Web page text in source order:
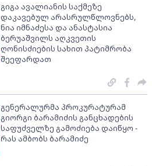
გიგა ავალიანის საქმეზე
დაკავებულ არასრულწლოვნებს,
ნია იმნაძესა და ანასტასია
ბერუაშვილს აღკვეთის
ღონისძიების სახით პატიმრობა
შეეფარდათ
გენერალურმა პროკურატურამ
გიორგი ბარამიძის განცხადების
საფუძველზე გამოძიება დაიწყო -
რას ამბობს ბარამიძე